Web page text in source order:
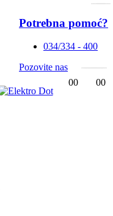
Potrebna pomoć?
034/334 - 400
Pozovite nas
00 00